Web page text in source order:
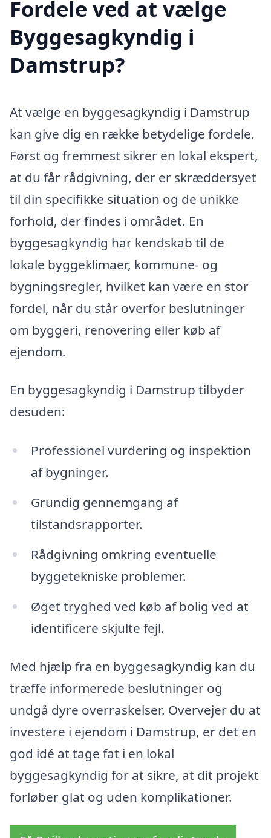
Fordele ved at vælge
Byggesagkyndig i
Damstrup?
At vælge en byggesagkyndig i Damstrup
kan give dig en række betydelige fordele.
Først og fremmest sikrer en lokal ekspert,
at du får rådgivning, der er skræddersyet
til din specifikke situation og de unikke
forhold, der findes i området. En
byggesagkyndig har kendskab til de
lokale byggeklimaer, kommune- og
bygningsregler, hvilket kan være en stor
fordel, når du står overfor beslutninger
om byggeri, renovering eller køb af
ejendom.
En byggesagkyndig i Damstrup tilbyder
desuden:
Professionel vurdering og inspektion
af bygninger.
Grundig gennemgang af
tilstandsrapporter.
Rådgivning omkring eventuelle
byggetekniske problemer.
Øget tryghed ved køb af bolig ved at
identificere skjulte fejl.
Med hjælp fra en byggesagkyndig kan du
træffe informerede beslutninger og
undgå dyre overraskelser. Overvejer du at
investere i ejendom i Damstrup, er det en
god idé at tage fat i en lokal
byggesagkyndig for at sikre, at dit projekt
forløber glat og uden komplikationer.